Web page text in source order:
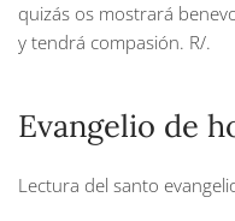
quizás os mostrará
y tendrá compasión. R/.
Evangelio de
Lectura del santo